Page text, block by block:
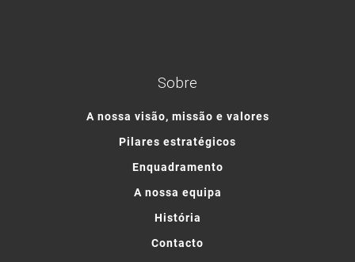
Sobre
A nossa visão, missão e valores
Pilares estratégicos
Enquadramento
A nossa equipa
História
Contacto